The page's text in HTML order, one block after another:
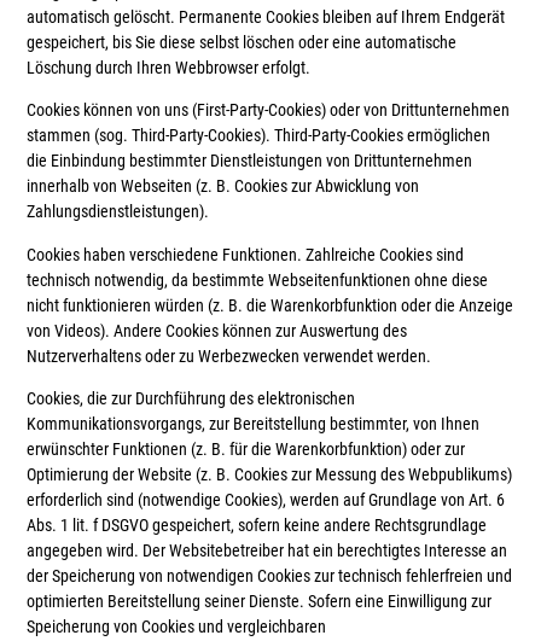
automatisch gelöscht. Permanente Cookies bleiben auf Ihrem Endgerät
gespeichert, bis Sie diese selbst löschen oder eine automatische
Löschung durch Ihren Webbrowser erfolgt.
Cookies können von uns (First-Party-Cookies) oder von Drittunternehmen
stammen (sog. Third-Party-Cookies). Third-Party-Cookies ermöglichen
die Einbindung bestimmter Dienstleistungen von Drittunternehmen
innerhalb von Webseiten (z. B. Cookies zur Abwicklung von
Zahlungsdienstleistungen).
Cookies haben verschiedene Funktionen. Zahlreiche Cookies sind
technisch notwendig, da bestimmte Webseitenfunktionen ohne diese
nicht funktionieren würden (z. B. die Warenkorbfunktion oder die Anzeige
von Videos). Andere Cookies können zur Auswertung des
Nutzerverhaltens oder zu Werbezwecken verwendet werden.
Cookies, die zur Durchführung des elektronischen
Kommunikationsvorgangs, zur Bereitstellung bestimmter, von Ihnen
erwünschter Funktionen (z. B. für die Warenkorbfunktion) oder zur
Optimierung der Website (z. B. Cookies zur Messung des Webpublikums)
erforderlich sind (notwendige Cookies), werden auf Grundlage von Art. 6
Abs. 1 lit. f DSGVO gespeichert, sofern keine andere Rechtsgrundlage
angegeben wird. Der Websitebetreiber hat ein berechtigtes Interesse an
der Speicherung von notwendigen Cookies zur technisch fehlerfreien und
optimierten Bereitstellung seiner Dienste. Sofern eine Einwilligung zur
Speicherung von Cookies und vergleichbaren